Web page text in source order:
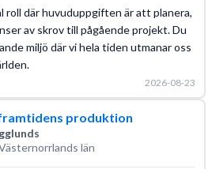
roll där huvuduppgiften är att planera,
av skrov till pågående projekt. Du
miljö där vi hela tiden utmanar oss
2026-08-23
produktion
län